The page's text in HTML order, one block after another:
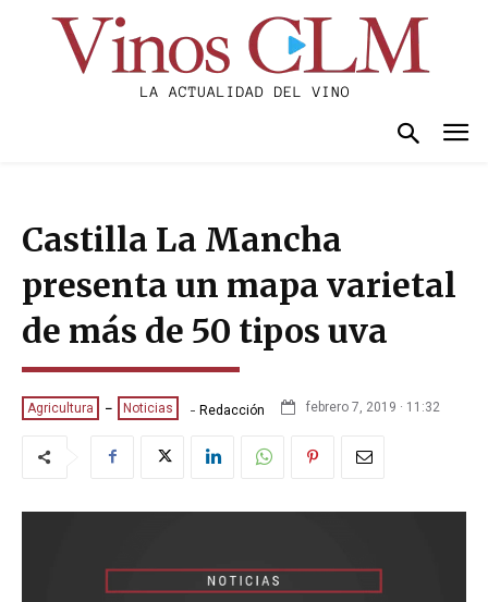
Castilla La Mancha
presenta un mapa varietal
de más de 50 tipos uva
Agricultura Noticias - Redacción febrero 7, 2019 · 11:32